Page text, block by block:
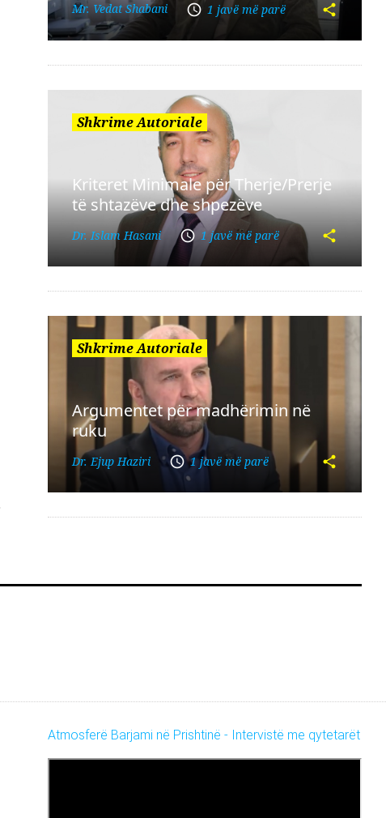
Mr. Vedat Shabani 1 javë më parë
Shkrime Autoriale
Kriteret Minimale për Therje/Prerje
të shtazëve dhe shpezëve
Dr. Islam Hasani 1 javë më parë
Shkrime Autoriale
Argumentet për madhërimin në
ruku
Dr. Ejup Haziri 1 javë më parë
Atmosferë Barjami në Prishtinë - Intervistë me qytetarët